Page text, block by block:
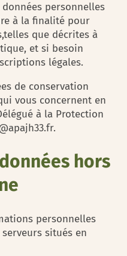
personnelles
à la finalité pour
que décrites à
et si besoin
légales.
de conservation
vous concernent en
à la Protection
hors
personnelles
situés en